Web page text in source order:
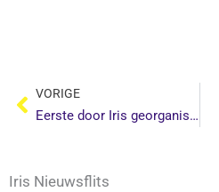
Vorige
VORIGE
Eerste door Iris georganiseerde jeugdtoertocht Zuid Holland
Iris Nieuwsflits